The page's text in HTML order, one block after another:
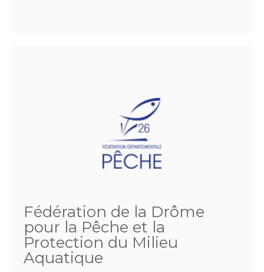
Fédération de la Drôme
pour la Pêche et la
Protection du Milieu
Aquatique